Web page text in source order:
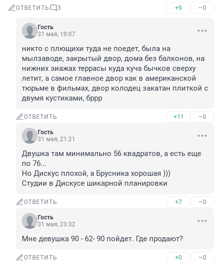
ОТВЕТИТЬ 3 +9 –0
Гость
31 мая, 19:07
никто с плющихи туда не поедет, была на
мылзаводе, закрытый двор, дома без балконов, на
нижних эиажах террасы куда куча бычков сверху
летит, а самое главное двор как в американской
тюрьме в фильмах, двор колодец закатан плиткой с
двумя кустиками, бррр
ОТВЕТИТЬ +11 –0
Гость
31 мая, 21:21
Двушка там минимально 56 квадратов, а есть еще
по 76...
Но Дискус плохой, а Брусника хорошая )))
Студии в Дискусе шикарной планировки
ОТВЕТИТЬ +7 –0
Гость
31 мая, 23:32
Мне девушка 90 - 62- 90 пойдет. Где продают?
ОТВЕТИТЬ +0 –0